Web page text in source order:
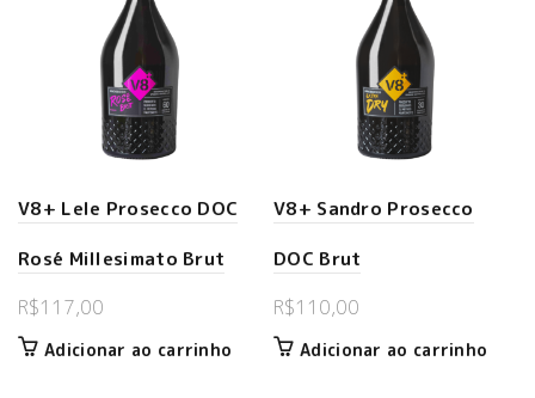
V8+ Lele Prosecco DOC
Rosé Millesimato Brut
R$117,00
Adicionar ao carrinho
V8+ Sandro Prosecco
DOC Brut
R$110,00
Adicionar ao carrinho